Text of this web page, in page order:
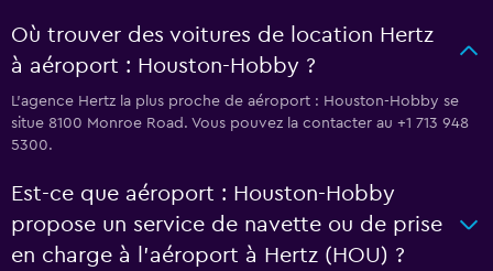
Où trouver des voitures de location Hertz
à aéroport : Houston-Hobby ?
L’agence Hertz la plus proche de aéroport : Houston-Hobby se
situe 8100 Monroe Road. Vous pouvez la contacter au +1 713 948
5300.
Est-ce que aéroport : Houston-Hobby
propose un service de navette ou de prise
en charge à l’aéroport à Hertz (HOU) ?